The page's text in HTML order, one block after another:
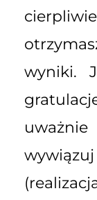
wyniki.